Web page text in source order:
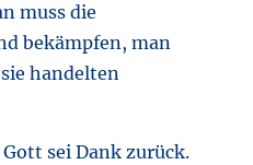
muss die
bekämpfen, man
handelten
sei Dank zurück.